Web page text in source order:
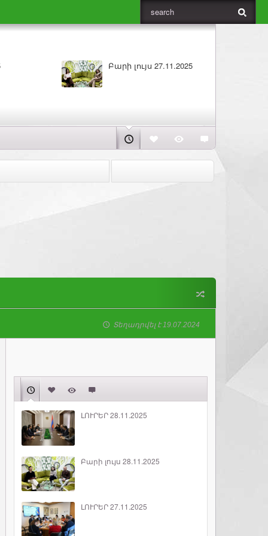
Բարի լույս 27.11.2025
Տեղադրվել է 19.07.2024
ԼՈՒՐԵՐ 28.11.2025
Բարի լույս 28.11.2025
ԼՈՒՐԵՐ 27.11.2025